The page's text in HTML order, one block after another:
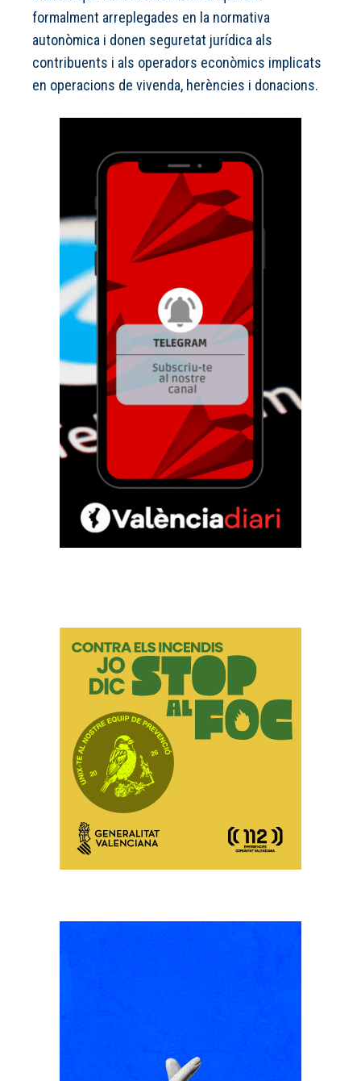
formalment arreplegades en la normativa
autonòmica i donen seguretat jurídica als
contribuents i als operadors econòmics implicats
en operacions de vivenda, herències i donacions.